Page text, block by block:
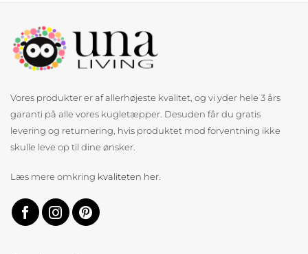
Vores produkter er af allerhøjeste kvalitet, og vi yder hele 3 års
garanti på alle vores kugletæpper. Desuden får du gratis
levering og returnering, hvis produktet mod forventning ikke
skulle leve op til dine ønsker.
Læs mere omkring kvaliteten her.